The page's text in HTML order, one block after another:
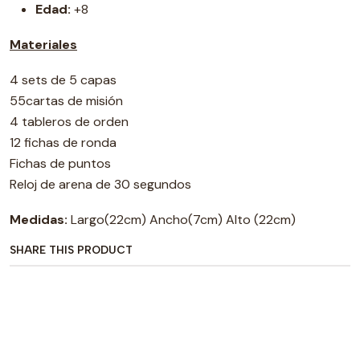
Edad: +8
Materiales
4 sets de 5 capas
55cartas de misión
4 tableros de orden
12 fichas de ronda
Fichas de puntos
Reloj de arena de 30 segundos
Medidas: Largo(22cm) Ancho(7cm) Alto (22cm)
SHARE THIS PRODUCT